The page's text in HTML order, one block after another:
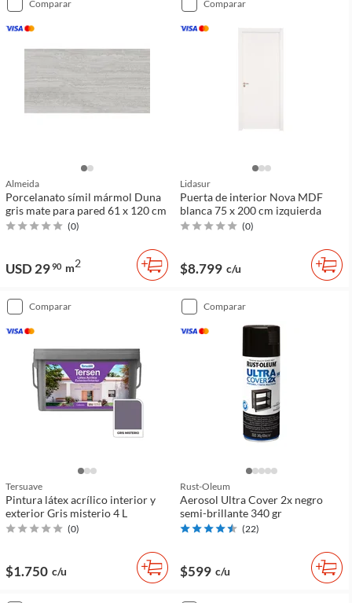
comparar
Almeida
Porcelanato símil mármol Duna
gris mate para pared 61 x 120 cm
(0)
USD 2990 m2
comparar
Lidasur
Puerta de interior Nova MDF
blanca 75 x 200 cm izquierda
(0)
$8.799 c/u
comparar
Tersuave
Pintura látex acrílico interior y
exterior Gris misterio 4 L
(0)
$1.750 c/u
comparar
Rust-Oleum
Aerosol Ultra Cover 2x negro
semi-brillante 340 gr
(22)
$599 c/u